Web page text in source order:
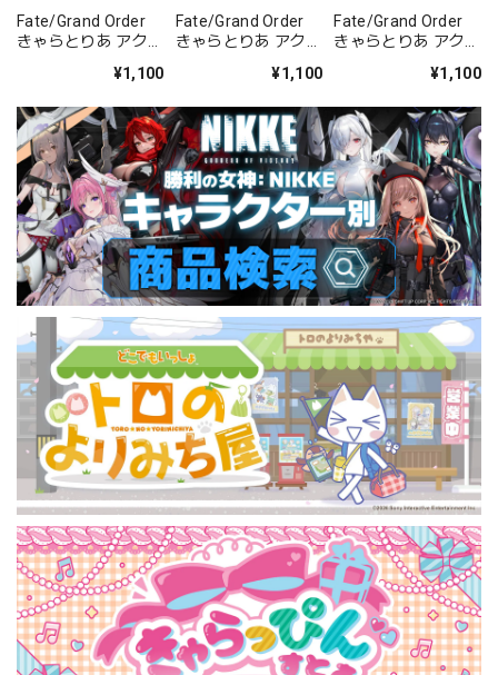
Fate/Grand Order
きゃらとりあ アクリ
¥1,100
Fate/Grand Order
きゃらとりあ アクリ
ー/パッションリッ
¥1,100
Fate/Grand Order
きゃらとりあ アクリ
ー/ラーヴァ/ティア
¥1,100